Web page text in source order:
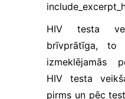
HIV testa
brīvprātīga,
izmeklējamās
HIV testa
pirms un pēc